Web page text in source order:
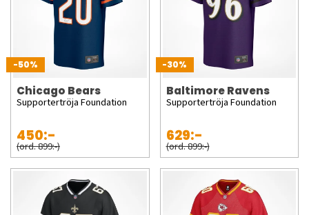
-50%
Chicago Bears
Supportertröja Foundation
450:-
(ord. 899:-)
-30%
Baltimore Ravens
Supportertröja Foundation
629:-
(ord. 899:-)